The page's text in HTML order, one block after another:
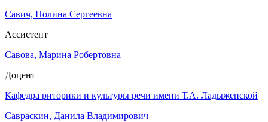
Савич, Полина Сергеевна
Ассистент
Савова, Марина Робертовна
Доцент
Кафедра риторики и культуры речи имени Т.А. Ладыженской
Савраскин, Данила Владимирович